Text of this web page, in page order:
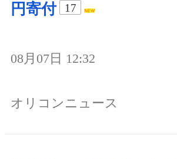
円寄付
17
08月07日 12:32
オリコンニュース